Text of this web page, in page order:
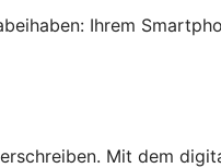
Ihrem
Mit dem